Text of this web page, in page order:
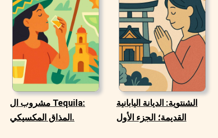
مشروب ال Tequila:
المذاق المكسيكي.
الشنتوية: الديانة اليابانية
القديمة؛ الجزء الأول